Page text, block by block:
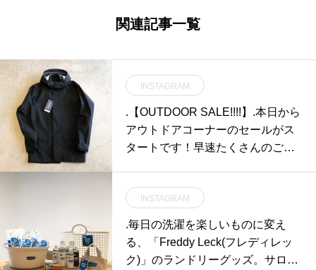
関連記事一覧
INSTAGRAM
.【OUTDOOR SALE!!!!】.本日から
アウトドアコーナーのセールがス
タートです！早速たくさんのご来
「20~40%OFF」。寒暖差の激し
い今の時期に最適なHaglöfsのフー
デッドアウターを始め、GRAMIC
CIのパンツなど当店の定番商品ま
INSTAGRAM
.毎日の洗濯を楽しいものに変え
る、「Freddy Leck(フレディレッ
ク)」のランドリーグッズ。サロン